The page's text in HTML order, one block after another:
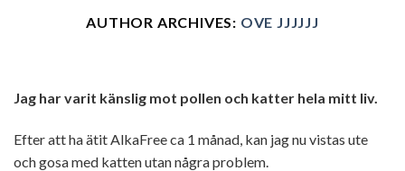
AUTHOR ARCHIVES: OVE JJJJJJ
Jag har varit känslig mot pollen och katter hela mitt liv.
Efter att ha ätit AlkaFree ca 1 månad, kan jag nu vistas ute
och gosa med katten utan några problem.